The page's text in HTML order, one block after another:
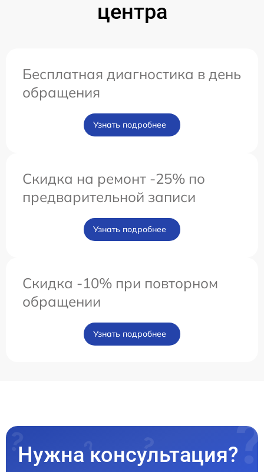
центра
Бесплатная диагностика в день
обращения
Узнать подробнее
Скидка на ремонт -25% по
предварительной записи
Узнать подробнее
Скидка -10% при повторном
обращении
Узнать подробнее
Нужна консультация?